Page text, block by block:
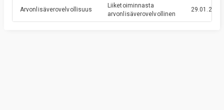
Arvonlisäverovelvollisuus
Liiketoiminnasta
arvonlisäverovelvollinen
29.01.2016